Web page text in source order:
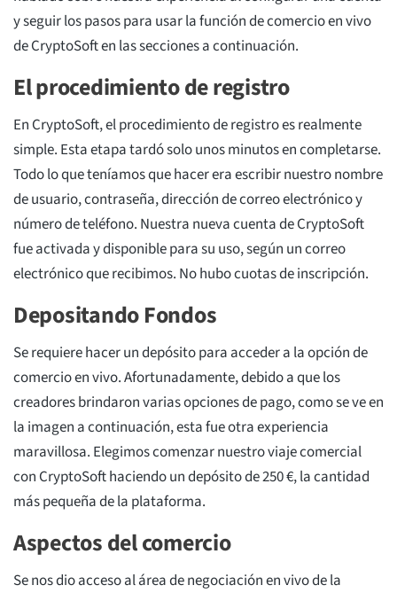
y seguir los pasos para usar la función de comercio en vivo
de CryptoSoft en las secciones a continuación.
El procedimiento de registro
En CryptoSoft, el procedimiento de registro es realmente
simple. Esta etapa tardó solo unos minutos en completarse.
Todo lo que teníamos que hacer era escribir nuestro nombre
de usuario, contraseña, dirección de correo electrónico y
número de teléfono. Nuestra nueva cuenta de CryptoSoft
fue activada y disponible para su uso, según un correo
electrónico que recibimos. No hubo cuotas de inscripción.
Depositando Fondos
Se requiere hacer un depósito para acceder a la opción de
comercio en vivo. Afortunadamente, debido a que los
creadores brindaron varias opciones de pago, como se ve en
la imagen a continuación, esta fue otra experiencia
maravillosa. Elegimos comenzar nuestro viaje comercial
con CryptoSoft haciendo un depósito de 250 €, la cantidad
más pequeña de la plataforma.
Aspectos del comercio
Se nos dio acceso al área de negociación en vivo de la